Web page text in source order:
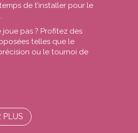
de t’installer pour le
joue pas ? Profitez des
telles que le
ou le tournoi de
PLUS